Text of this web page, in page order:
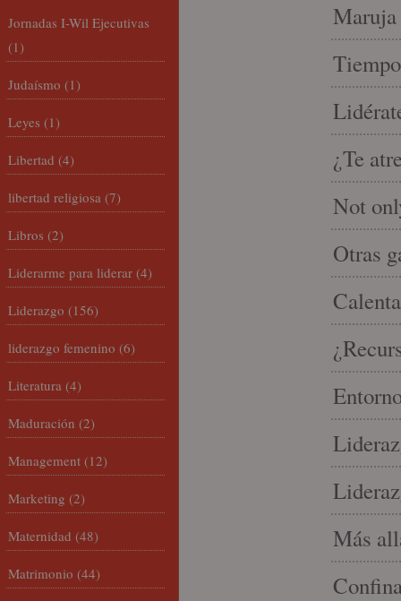
Maruja
¿Te
Not
Otras
Más
Jornadas I-Wil Ejecutivas
(1)
Judaísmo (1)
Leyes (1)
Libertad (4)
libertad religiosa (7)
Libros (2)
Liderarme para liderar (4)
Liderazgo (156)
liderazgo femenino (6)
Literatura (4)
Maduración (2)
Management (12)
Marketing (2)
Maternidad (48)
Matrimonio (44)